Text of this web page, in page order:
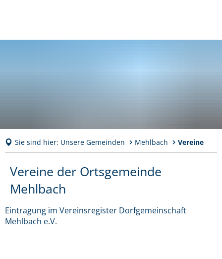
Sie sind hier: Unsere Gemeinden Mehlbach Vereine
Vereine
Vereine der Ortsgemeinde
Mehlbach
Eintragung im Vereinsregister Dorfgemeinschaft
Mehlbach e.V.